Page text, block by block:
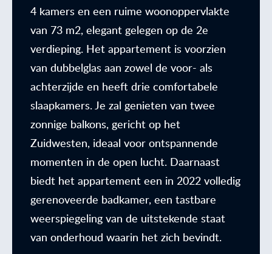
4 kamers en een ruime woonoppervlakte
van 73 m2, elegant gelegen op de 2e
verdieping. Het appartement is voorzien
van dubbelglas aan zowel de voor- als
achterzijde en heeft drie comfortabele
slaapkamers. Je zal genieten van twee
zonnige balkons, gericht op het
Zuidwesten, ideaal voor ontspannende
momenten in de open lucht. Daarnaast
biedt het appartement een in 2022 volledig
gerenoveerde badkamer, een tastbare
weerspiegeling van de uitstekende staat
van onderhoud waarin het zich bevindt.